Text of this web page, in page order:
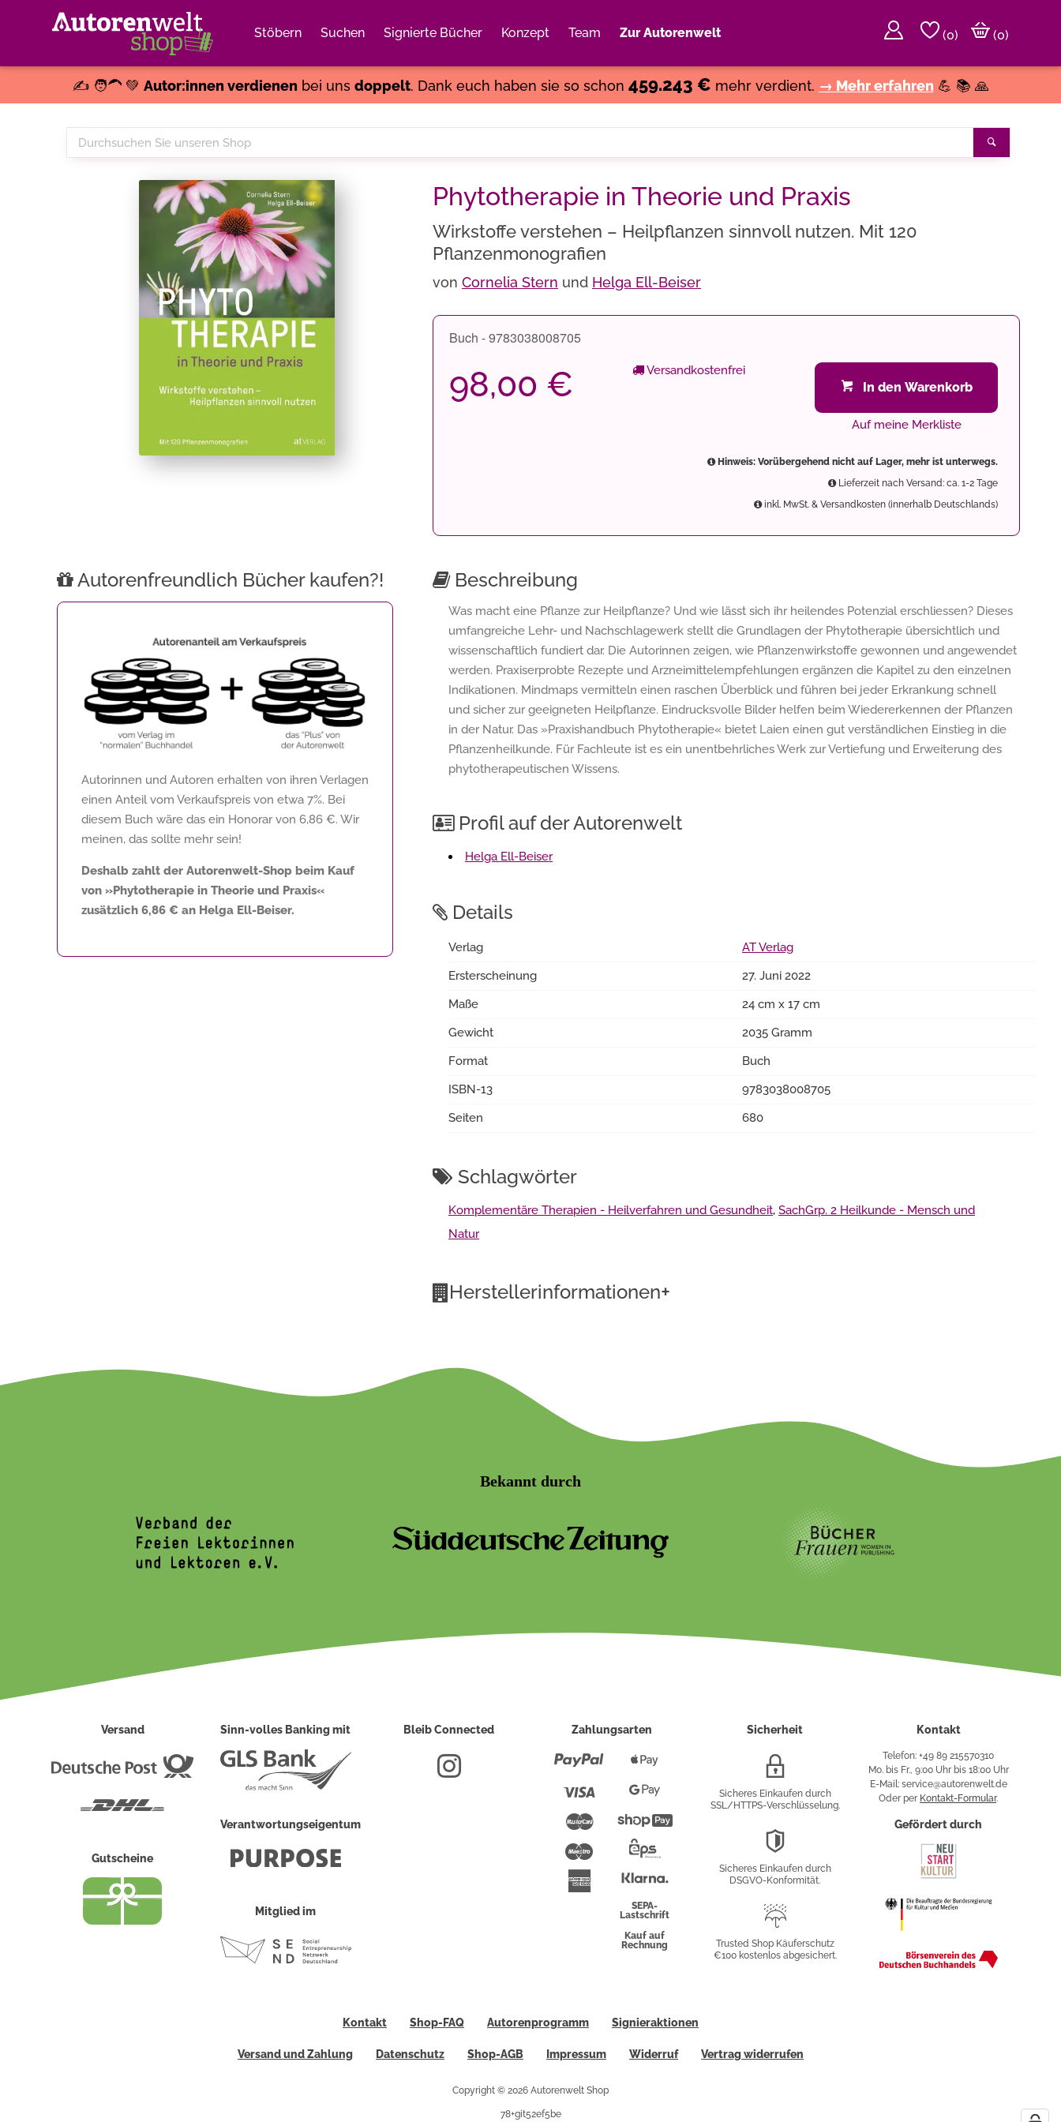
Stöbern Suchen Signierte Bücher Konzept Team Zur Autorenwelt (0)
(0)
✍️ 🧑‍🦱 💚 Autor:innen verdienenbei uns doppelt. Dank euch haben sie so schon 459.243 € mehr verdient. → Mehr erfahren 💪 📚 🙏
Durchsuchen
Sie
Phytotherapie in Theorie und Praxis
Wirkstoffe verstehen – Heilpflanzen sinnvoll nutzen. Mit 120
Pflanzenmonografien
von Cornelia Stern und Helga Ell-Beiser
Buch - 9783038008705
98,00 € Versandkostenfrei
In den Warenkorb
Auf meine Merkliste
Hinweis: Vorübergehend nicht auf Lager, mehr ist unterwegs.
Lieferzeit nach Versand: ca. 1-2 Tage
inkl. MwSt. & Versandkosten (innerhalb Deutschlands)
Autorenfreundlich Bücher kaufen?!
Autorinnen und Autoren erhalten von ihren Verlagen
einen Anteil vom Verkaufspreis von etwa 7%. Bei
diesem Buch wäre das ein Honorar von 6,86 €. Wir
meinen, das sollte mehr sein!
Deshalb zahlt der Autorenwelt-Shop beim Kauf
von »Phytotherapie in Theorie und Praxis«
zusätzlich 6,86 € an Helga Ell-Beiser.
Beschreibung
Was macht eine Pflanze zur Heilpflanze? Und wie lässt sich ihr heilendes Potenzial erschliessen? Dieses
umfangreiche Lehr- und Nachschlagewerk stellt die Grundlagen der Phytotherapie übersichtlich und
wissenschaftlich fundiert dar. Die Autorinnen zeigen, wie Pflanzenwirkstoffe gewonnen und angewendet
werden. Praxiserprobte Rezepte und Arzneimittelempfehlungen ergänzen die Kapitel zu den einzelnen
Indikationen. Mindmaps vermitteln einen raschen Überblick und führen bei jeder Erkrankung schnell
und sicher zur geeigneten Heilpflanze. Eindrucksvolle Bilder helfen beim Wiedererkennen der Pflanzen
in der Natur. Das »Praxishandbuch Phytotherapie« bietet Laien einen gut verständlichen Einstieg in die
Pflanzenheilkunde. Für Fachleute ist es ein unentbehrliches Werk zur Vertiefung und Erweiterung des
phytotherapeutischen Wissens.
Profil auf der Autorenwelt
Helga Ell-Beiser
Details
Verlag
AT Verlag
Ersterscheinung
27. Juni 2022
Maße
24 cm x 17 cm
Gewicht
2035 Gramm
Format
Buch
ISBN-13
9783038008705
Seiten
680
Schlagwörter
Komplementäre Therapien - Heilverfahren und Gesundheit, SachGrp. 2 Heilkunde - Mensch und
Natur
Herstellerinformationen+
Bekannt durch
Versand
Deutsche
Gutscheine
Sinn-volles Banking mit
Verantwortungseigentum
Mitglied im
Bleib Connected Zahlungsarten
Paypal
Mastercard
Maestro
American
Express
Pay
PayShopify
Überweisung
SEPA-
Lastschrift
Kauf auf
Rechnung
Sicherheit
Verschlüsselung
Sicheres Einkaufen durch
SSL/HTTPS-Verschlüsselung.
Sicheres Einkaufen durch
DSGVO-Konformität.
Käuferschutz
Trusted Shop Käuferschutz
€100 kostenlos abgesichert.
Kontakt
Telefon: +49 89 215570310
Mo. bis Fr., 9:00 Uhr bis 18:00 Uhr
E-Mail: service@autorenwelt.de
Oder per Kontakt-Formular.
Gefördert durch
Kontakt Shop-FAQ Autorenprogramm Signieraktionen
Versand und Zahlung Datenschutz Shop-AGB Impressum Widerruf Vertrag widerrufen
Copyright © 2026 Autorenwelt Shop
78+git52ef5be